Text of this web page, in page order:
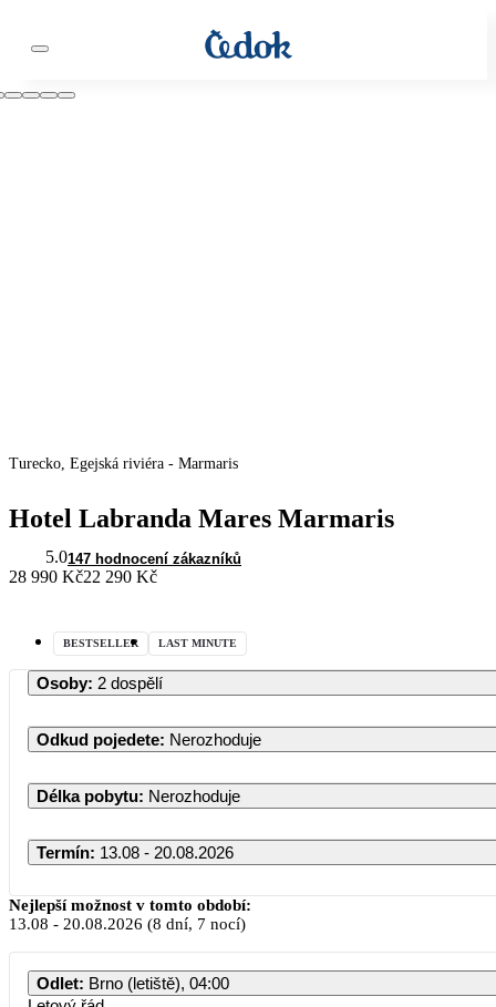
Turecko, Egejská riviéra - Marmaris
Hotel Labranda Mares Marmaris
5.0147 hodnocení zákazníků
28 990 Kč22 290 Kč
BESTSELLER LAST MINUTE
Osoby: 2 dospělí
Odkud pojedete: Nerozhoduje
Délka pobytu: Nerozhoduje
Termín: 13.08 - 20.08.2026
Nejlepší možnost v tomto období:
13.08 - 20.08.2026 (8 dní, 7 nocí)
Odlet: Brno (letiště), 04:00